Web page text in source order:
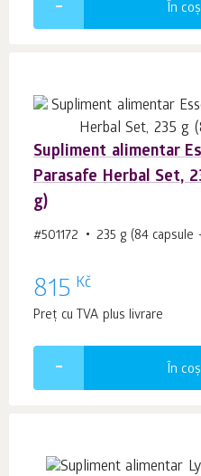
În
Supliment alimentar
Parasafe Herbal Set,
g)
#501172 235 g (84 capsule
815 Kč
Preț cu TVA plus livrare
În